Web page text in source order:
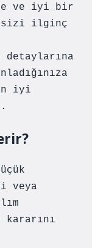
ve iyi bir
sizi ilginç
iyi
veya